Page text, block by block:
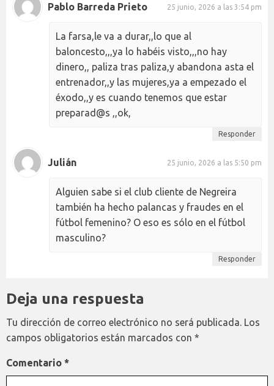
Pablo Barreda Prieto 25 junio, 2026 a las 3:54 pm
La farsa,le va a durar,,lo que al
baloncesto,,,ya lo habéis visto,,,no hay
dinero,, paliza tras paliza,y abandona asta el
entrenador,,y las mujeres,ya a empezado el
éxodo,,y es cuando tenemos que estar
preparad@s ,,ok,
Responder
Julián 25 junio, 2026 a las 5:50 pm
Alguien sabe si el club cliente de Negreira
también ha hecho palancas y fraudes en el
fútbol femenino? O eso es sólo en el fútbol
masculino?
Responder
Deja una respuesta
Tu dirección de correo electrónico no será publicada. Los
campos obligatorios están marcados con *
Comentario *